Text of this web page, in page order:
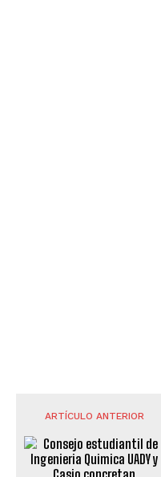
ARTÍCULO ANTERIOR